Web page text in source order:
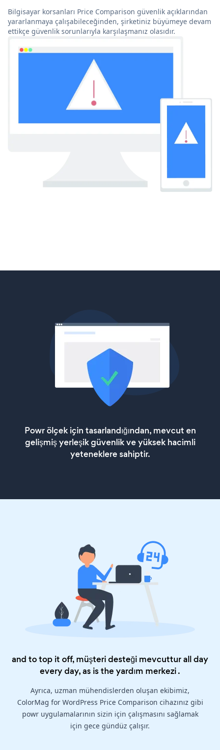
Bilgisayar korsanları Price Comparison güvenlik açıklarından
yararlanmaya çalışabileceğinden, şirketiniz büyümeye devam
ettikçe güvenlik sorunlarıyla karşılaşmanız olasıdır.
Powr ölçek için tasarlandığından, mevcut en
gelişmiş yerleşik güvenlik ve yüksek hacimli
yeteneklere sahiptir.
and to top it off, müşteri desteği mevcuttur all day
every day, as is theyardım merkezi.
Ayrıca, uzman mühendislerden oluşan ekibimiz,
ColorMag for WordPress Price Comparison cihazınız gibi
powr uygulamalarının sizin için çalışmasını sağlamak
için gece gündüz çalışır.